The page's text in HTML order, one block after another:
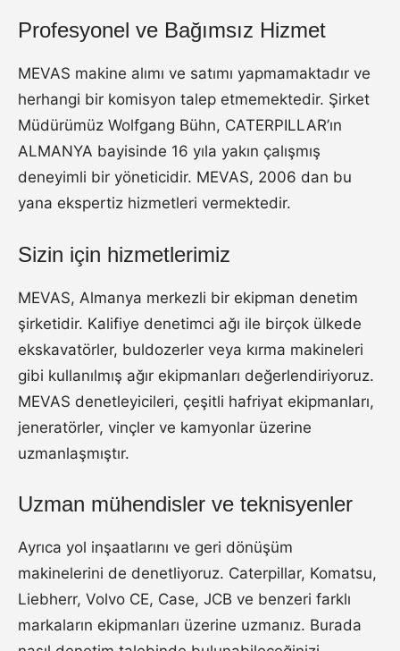
Profesyonel ve Bağımsız Hizmet
MEVAS makine alımı ve satımı yapmamaktadır ve
herhangi bir komisyon talep etmemektedir. Şirket
Müdürümüz Wolfgang Bühn, CATERPILLAR’ın
ALMANYA bayisinde 16 yıla yakın çalışmış
deneyimli bir yöneticidir. MEVAS, 2006 dan bu
yana ekspertiz hizmetleri vermektedir.
Sizin için hizmetlerimiz
MEVAS, Almanya merkezli bir ekipman denetim
şirketidir. Kalifiye denetimci ağı ile birçok ülkede
ekskavatörler, buldozerler veya kırma makineleri
gibi kullanılmış ağır ekipmanları değerlendiriyoruz.
MEVAS denetleyicileri, çeşitli hafriyat ekipmanları,
jeneratörler, vinçler ve kamyonlar üzerine
uzmanlaşmıştır.
Uzman mühendisler ve teknisyenler
Ayrıca yol inşaatlarını ve geri dönüşüm
makinelerini de denetliyoruz. Caterpillar, Komatsu,
Liebherr, Volvo CE, Case, JCB ve benzeri farklı
markaların ekipmanları üzerine uzmanız. Burada